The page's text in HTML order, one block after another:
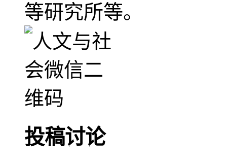
等研究所等。
投稿讨论